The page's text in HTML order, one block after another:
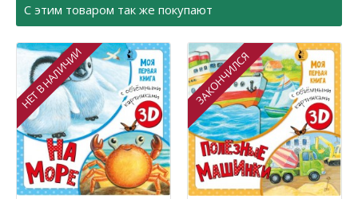
С этим товаром так же покупают
НЕТ В НАЛИЧИИ ЗАКОНЧИЛСЯ